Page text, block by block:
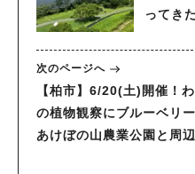
ってきた
次のページへ
【柏市】6/20(土)開催！
の植物観察にブルーベリー
あけぼの山農業公園と周